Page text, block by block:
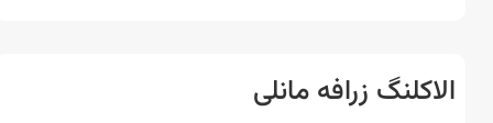
زرافه مانلی